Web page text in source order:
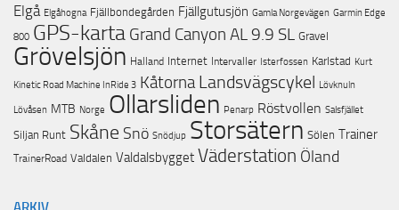
Elgå Elgåhogna Fjällbondegården Fjällgutusjön Gamla Norgevägen Garmin Edge
800 GPS-karta Grand Canyon AL 9.9 SL Gravel
Grövelsjön Halland Internet Intervaller Isterfossen Karlstad Kurt
Kinetic Road Machine InRide 3 Kåtorna Landsvägscykel Lövknuln
Lövåsen MTB Norge Ollarsliden Penarp Röstvollen Salsfjället
Siljan Runt Skåne Snö Snödjup Storsätern Sölen Trainer
TrainerRoad Valdalen Valdalsbygget Väderstation Öland